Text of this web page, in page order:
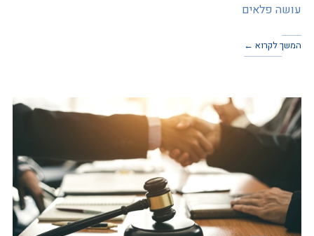
עושה פלאים
המשך לקרוא ←